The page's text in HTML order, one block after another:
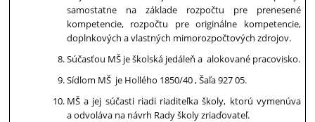
samostatne na základe rozpočtu pre prenesené
kompetencie, rozpočtu pre originálne kompetencie,
doplnkových a vlastných mimorozpočtových zdrojov.
Súčasťou MŠ je školská jedáleň a alokované pracovisko.
Sídlom MŠ je Hollého 1850/40 , Šaľa 927 05.
MŠ a jej súčasti riadi riaditeľka školy, ktorú vymenúva
a odvoláva na návrh Rady školy zriaďovateľ.